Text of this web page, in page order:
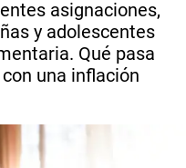
asignaciones,
y adolescentes
Qué pasa
una inflación